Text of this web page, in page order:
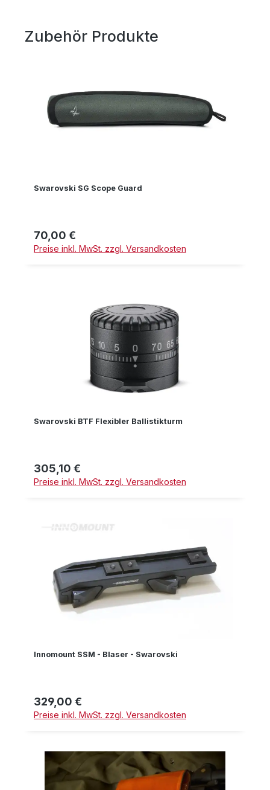
Produktgalerie überspringen
Zubehör Produkte
Swarovski SG Scope Guard
Regulärer Preis:
70,00 €
Preise inkl. MwSt. zzgl. Versandkosten
Swarovski BTF Flexibler Ballistikturm
Regulärer Preis:
305,10 €
Preise inkl. MwSt. zzgl. Versandkosten
Innomount SSM - Blaser - Swarovski
Regulärer Preis:
329,00 €
Preise inkl. MwSt. zzgl. Versandkosten